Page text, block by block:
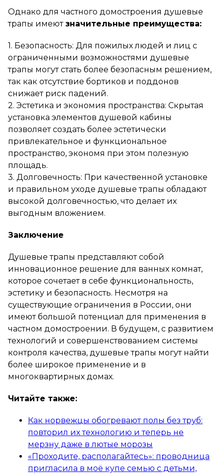
Однако для частного домостроения душевые
трапы имеютзначительные преимущества:
1. Безопасность: Для пожилых людей и лиц с
ограниченными возможностями душевые
трапы могут стать более безопасным решением,
так как отсутствие бортиков и поддонов
снижает риск падений.
2. Эстетика и экономия пространства: Скрытая
установка элементов душевой кабины
позволяет создать более эстетически
привлекательное и функциональное
пространство, экономя при этом полезную
площадь.
3. Долговечность: При качественной установке
и правильном уходе душевые трапы обладают
высокой долговечностью, что делает их
выгодным вложением.
Заключение
Душевые трапы представляют собой
инновационное решение для ванных комнат,
которое сочетает в себе функциональность,
эстетику и безопасность. Несмотря на
существующие ограничения в России, они
имеют большой потенциал для применения в
частном домостроении. В будущем, с развитием
технологий и совершенствованием системы
контроля качества, душевые трапы могут найти
более широкое применение и в
многоквартирных домах.
Читайте также:
Как норвежцы обогревают полы без труб:
повторил их технологию и теперь не
мерзну даже в лютые морозы
«Проходите, располагайтесь»: проводница
пригласила в моё купе семью с детьми,